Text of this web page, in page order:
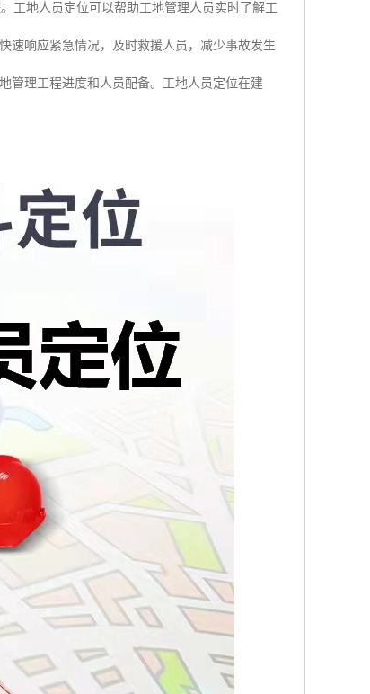
工地人员定位可以帮助工地管理人员实时了解工
速响应紧急情况，及时救援人员，减少事故发生
管理工程进度和人员配备。工地人员定位在建